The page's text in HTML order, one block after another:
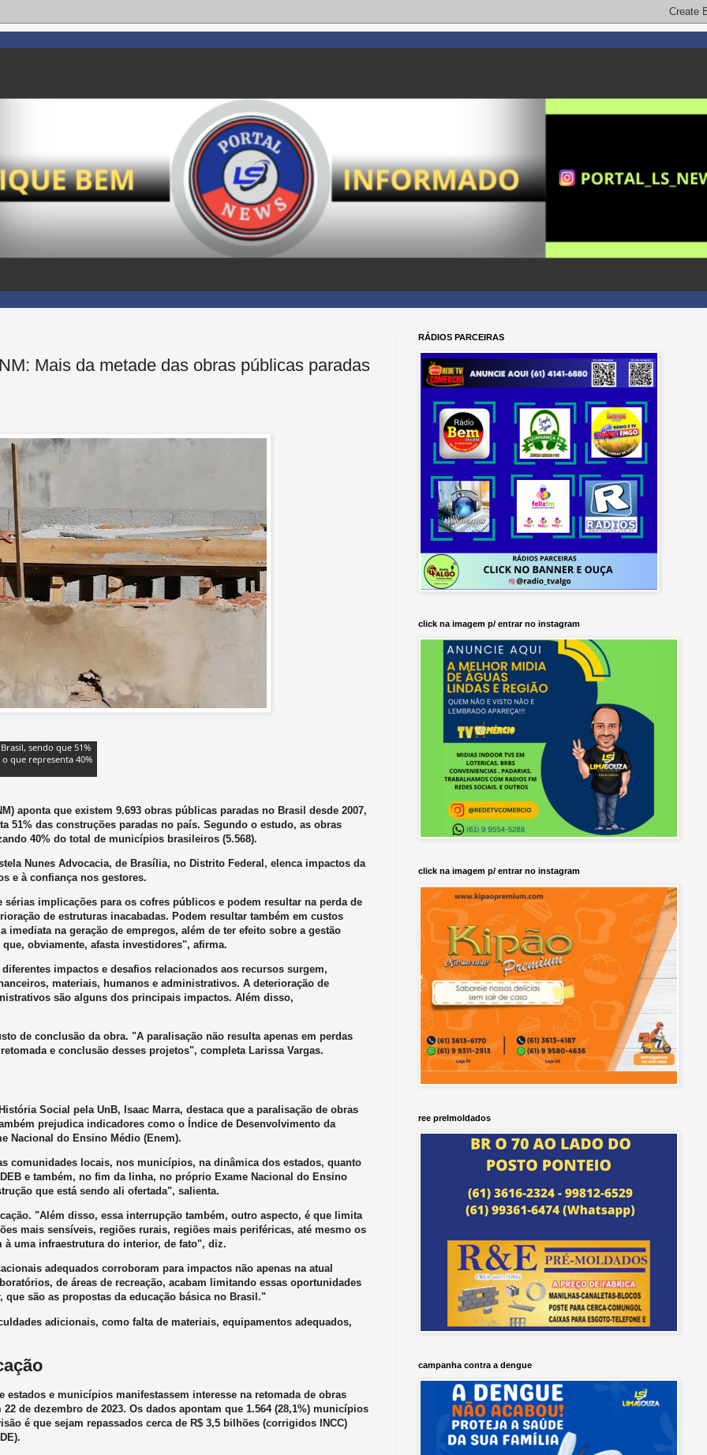
Mais da metade das obras públicas paradas
sendo que 51%
o que representa 40%
aponta que existem 9.693 obras públicas paradas no Brasil desde 2007,
51% das construções paradas no país. Segundo o estudo, as obras
40% do total de municípios brasileiros (5.568).
Nunes Advocacia, de Brasília, no Distrito Federal, elenca impactos da
e à confiança nos gestores.
implicações para os cofres públicos e podem resultar na perda de
de estruturas inacabadas. Podem resultar também em custos
na geração de empregos, além de ter efeito sobre a gestão
obviamente, afasta investidores", afirma.
impactos e desafios relacionados aos recursos surgem,
materiais, humanos e administrativos. A deterioração de
são alguns dos principais impactos. Além disso,
de conclusão da obra. "A paralisação não resulta apenas em perdas
e conclusão desses projetos", completa Larissa Vargas.
Social pela UnB, Isaac Marra, destaca que a paralisação de obras
prejudica indicadores como o Índice de Desenvolvimento da
Nacional do Ensino Médio (Enem).
comunidades locais, nos municípios, na dinâmica dos estados, quanto
e também, no fim da linha, no próprio Exame Nacional do Ensino
que está sendo ali ofertada", salienta.
"Além disso, essa interrupção também, outro aspecto, é que limita
mais sensíveis, regiões rurais, regiões mais periféricas, até mesmo os
à uma infraestrutura do interior, de fato", diz.
adequados corroboram para impactos não apenas na atual
de áreas de recreação, acabam limitando essas oportunidades
são as propostas da educação básica no Brasil."
adicionais, como falta de materiais, equipamentos adequados,
estados e municípios manifestassem interesse na retomada de obras
de dezembro de 2023. Os dados apontam que 1.564 (28,1%) municípios
é que sejam repassados cerca de R$ 3,5 bilhões (corrigidos INCC)
RÁDIOS PARCEIRAS
click na imagem p/ entrar no instagram
click na imagem p/ entrar no instagram
ree prelmoldados
campanha contra a dengue